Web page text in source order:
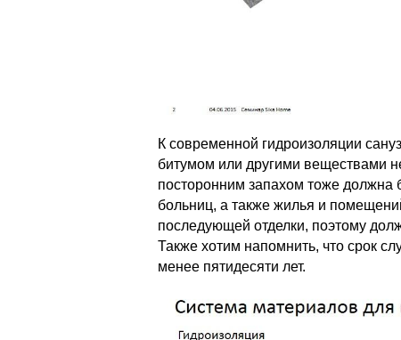
К современной гидроизоляции
битумом или другими веществами
посторонним запахом тоже должна
больниц, а также жилья и
последующей отделки, поэтому
Также хотим напомнить, что срок
менее пятидесяти лет.